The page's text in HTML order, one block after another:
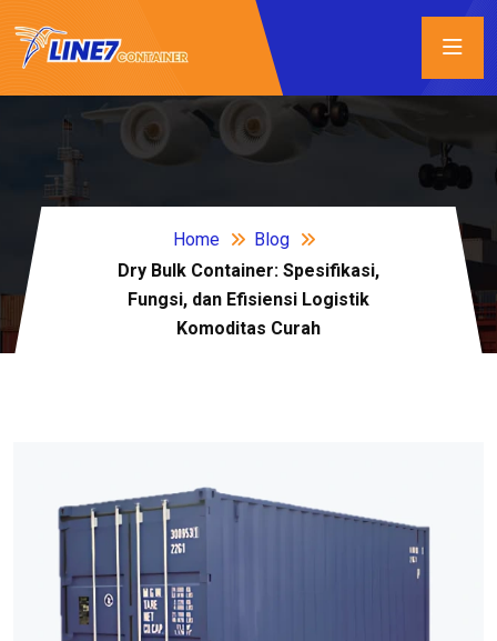
Home
Blog
Dry Bulk Container: Spesifikasi,
Fungsi, dan Efisiensi Logistik
Komoditas Curah